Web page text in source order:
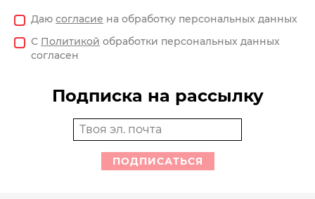
Даю согласие на обработку персональных данных
С Политикой обработки персональных данных
согласен
Подписка на рассылку
ПОДПИСАТЬСЯ